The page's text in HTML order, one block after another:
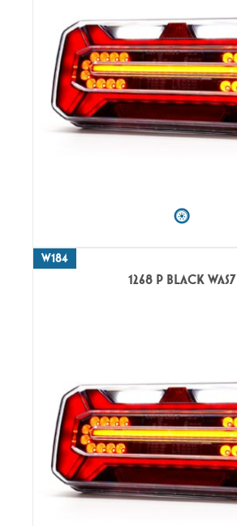
W184
1268 P BLACK WAS7